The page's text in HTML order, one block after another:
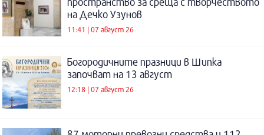
на Дечко Узунов
11:41 | 07 август 26
Богородичните празници в Шипка
започват на 13 август
12:18 | 07 август 26